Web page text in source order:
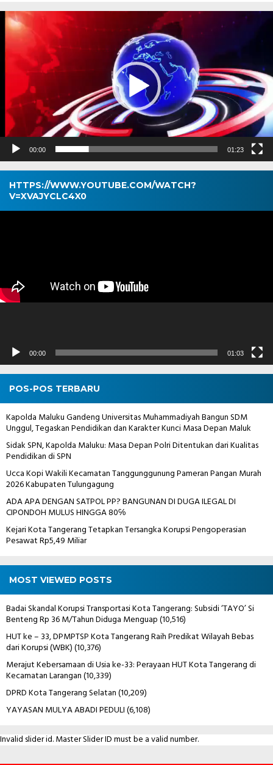
Pemutar
Video
00:00 01:23
HTTPS://WWW.YOUTUBE.COM/WATCH?
V=XVAJYCLC4X0
Pemutar
00:00 01:03
POS-POS TERBARU
Kapolda Maluku Gandeng Universitas Muhammadiyah Bangun SDM
Unggul, Tegaskan Pendidikan dan Karakter Kunci Masa Depan Maluk
Sidak SPN, Kapolda Maluku: Masa Depan Polri Ditentukan dari Kualitas
Pendidikan di SPN
Ucca Kopi Wakili Kecamatan Tanggunggunung Pameran Pangan Murah
2026 Kabupaten Tulungagung
ADA APA DENGAN SATPOL PP? BANGUNAN DI DUGA ILEGAL DI
CIPONDOH MULUS HINGGA 80℅
Kejari Kota Tangerang Tetapkan Tersangka Korupsi Pengoperasian
Pesawat Rp5,49 Miliar
MOST VIEWED POSTS
Badai Skandal Korupsi Transportasi Kota Tangerang: Subsidi ‘TAYO’ Si
Benteng Rp 36 M/Tahun Diduga Menguap(10,516)
HUT ke – 33, DPMPTSP Kota Tangerang Raih Predikat Wilayah Bebas
dari Korupsi (WBK)(10,376)
Merajut Kebersamaan di Usia ke-33: Perayaan HUT Kota Tangerang di
Kecamatan Larangan(10,339)
DPRD Kota Tangerang Selatan(10,209)
YAYASAN MULYA ABADI PEDULI(6,108)
Invalid slider id. Master Slider ID must be a valid number.